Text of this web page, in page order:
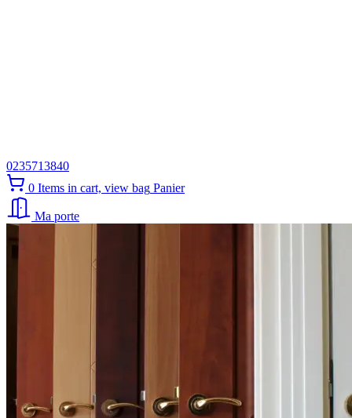
0235713840
0 Items in cart, view bag Panier
Ma porte